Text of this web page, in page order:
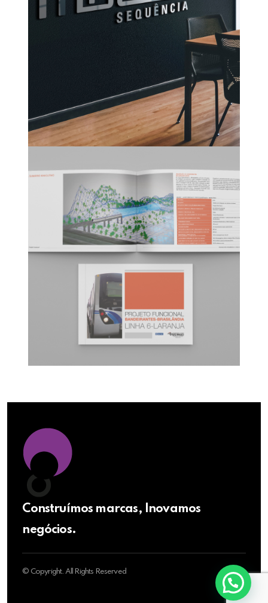
Construímos marcas, Inovamos
negócios.
© Copyright. All Rights Reserved